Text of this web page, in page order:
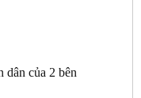
dân của 2 bên